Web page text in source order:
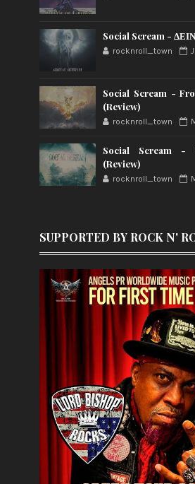
Social Scream -
rocknroll_town
Social Scream -
(Review)
rocknroll_town
Social Scream -
(Review)
rocknroll_town
SUPPORTED BY ROCK N'